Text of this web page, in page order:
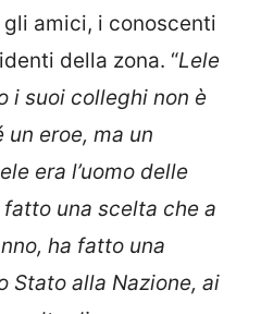
amici, i conoscenti
della zona. “Lele
i suoi colleghi non è
eroe, ma un
era l’uomo delle
una scelta che a
ha fatto una
Stato alla Nazione, ai